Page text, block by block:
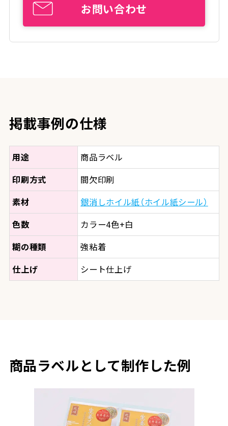
お問い合わせ
掲載事例の仕様
用途
商品ラベル
印刷方式
間欠印刷
素材
銀消しホイル紙（ホイル紙シール）
色数
カラー4色+白
糊の種類
強粘着
仕上げ
シート仕上げ
商品ラベルとして制作した例